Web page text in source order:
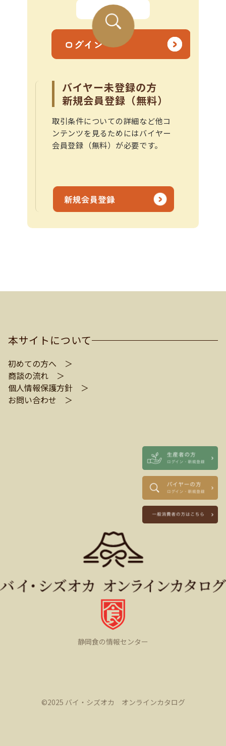
バイヤー未登録の方
新規会員登録（無料）
取引条件についての詳細など他コ
ンテンツを見るためにはバイヤー
会員登録（無料）が必要です。
本サイトについて
初めての方へ ＞
商談の流れ ＞
個人情報保護方針 ＞
お問い合わせ ＞
静岡食の情報センター
©️2025 バイ・シズオカ オンラインカタログ